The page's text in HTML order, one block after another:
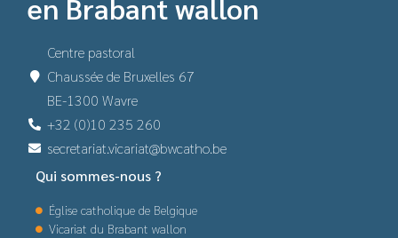
en Brabant wallon
Centre pastoral
Chaussée de Bruxelles 67
BE-1300 Wavre
+32 (0)10 235 260
secretariat.vicariat@bwcatho.be
Qui sommes-nous ?
Église catholique de Belgique
Vicariat du Brabant wallon